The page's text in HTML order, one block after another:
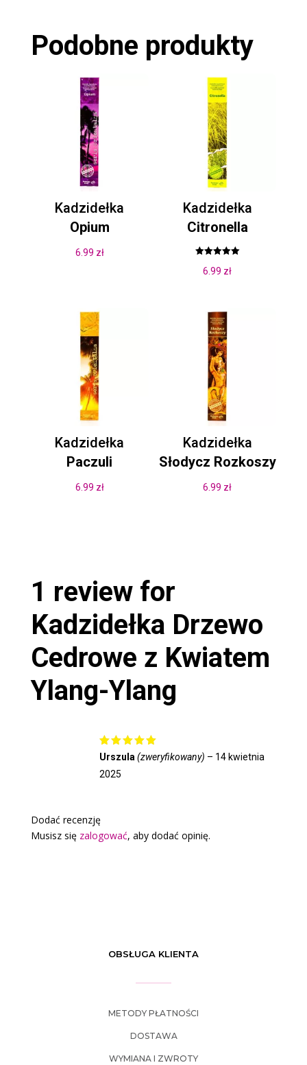
Podobne produkty
Kadzidełka
Opium
6.99 zł
Kadzidełka
Citronella
5.00
6.99 zł
Kadzidełka
Paczuli
6.99 zł
Kadzidełka
Słodycz Rozkoszy
6.99 zł
1 review for
Kadzidełka Drzewo
Cedrowe z Kwiatem
Ylang-Ylang
Oceniono
5 na 5
Urszula (zweryfikowany) – 14 kwietnia
2025
Dodać recenzję
Musisz się zalogować, aby dodać opinię.
OBSŁUGA KLIENTA
METODY PŁATNOŚCI
DOSTAWA
WYMIANA I ZWROTY